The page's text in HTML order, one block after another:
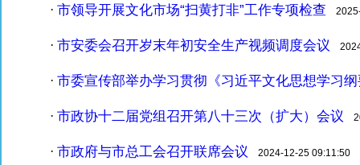
· 市领导开展文化市场“扫黄打非”工作专项检查
· 市安委会召开岁末年初安全生产视频调度会议
· 市委宣传部举办学习贯彻《习近平文化思想学习
· 市政协十二届党组召开第八十三次（扩大）会议
· 市政府与市总工会召开联席会议 2024-12-25 09:11:50